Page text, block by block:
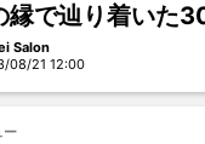
縁で辿り着いた
徳永滋之
Salon
08/21 12:00
ー